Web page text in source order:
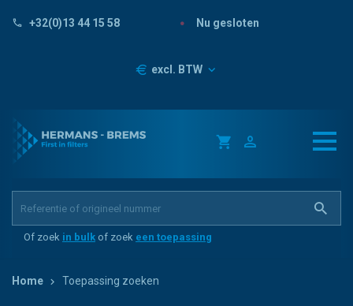
+32(0)13 44 15 58 Nu gesloten
Prijzen
excl. BTW
Of zoek in bulk of zoek een toepassing
Home Toepassing zoeken